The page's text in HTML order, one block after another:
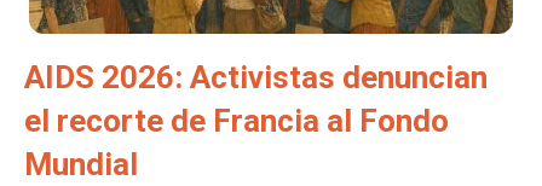
AIDS 2026: Activistas denuncian
el recorte de Francia al Fondo
Mundial